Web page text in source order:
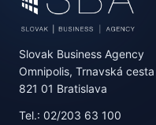
Slovak Business Agency
Omnipolis, Trnavská
821 01 Bratislava
Tel.: 02/203 63 100